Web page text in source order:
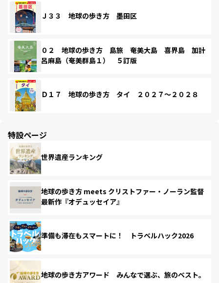
Ｊ３３ 地球の歩き方 墨田区
０２ 地球の歩き方 島旅 奄美大島 喜界島 加計
呂麻島（奄美群島１） ５訂版
Ｄ１７ 地球の歩き方 タイ ２０２７～２０２８
特設ページ
世界遺産ランキング
地球の歩き方 meets クリストファー・ノーラン監督
最新作『オデュッセイア』
準備も滞在もスマートに！ トラベルハック2026
地球の歩き方アワード みんなで選ぶ、旅のベスト。